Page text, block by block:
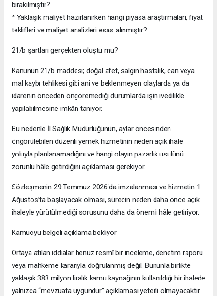
bırakılmıştır?
* Yaklaşık maliyet hazırlanırken hangi piyasa araştırmaları, fiyat
teklifleri ve maliyet analizleri esas alınmıştır?
21/b şartları gerçekten oluştu mu?
Kanunun 21/b maddesi; doğal afet, salgın hastalık, can veya
mal kaybı tehlikesi gibi ani ve beklenmeyen olaylarda ya da
idarenin önceden öngöremediği durumlarda işin ivedilikle
yapılabilmesine imkân tanıyor.
Bu nedenle İl Sağlık Müdürlüğünün, aylar öncesinden
öngörülebilen düzenli yemek hizmetinin neden açık ihale
yoluyla planlanamadığını ve hangi olayın pazarlık usulünü
zorunlu hâle getirdiğini açıklaması gerekiyor.
Sözleşmenin 29 Temmuz 2026’da imzalanması ve hizmetin 1
Ağustos’ta başlayacak olması, sürecin neden daha önce açık
ihaleyle yürütülmediği sorusunu daha da önemli hâle getiriyor.
Kamuoyu belgeli açıklama bekliyor
Ortaya atılan iddialar henüz resmî bir inceleme, denetim raporu
veya mahkeme kararıyla doğrulanmış değil. Bununla birlikte
yaklaşık 383 milyon liralık kamu kaynağının kullanıldığı bir ihalede
yalnızca “mevzuata uygundur” açıklaması yeterli olmayacaktır.